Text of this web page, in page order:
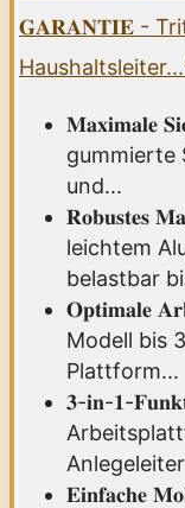
𝐆𝐀𝐑𝐀𝐍𝐓𝐈𝐄 -
𝐌𝐚𝐱𝐢𝐦𝐚𝐥𝐞
gummierte
und...
𝐑𝐨𝐛𝐮𝐬𝐭𝐞𝐬
leichtem
belastbar
𝐎𝐩𝐭𝐢𝐦𝐚𝐥𝐞
Modell bis
Plattform...
𝟑-𝐢𝐧-𝟏-
𝐄𝐢𝐧𝐟𝐚𝐜𝐡𝐞